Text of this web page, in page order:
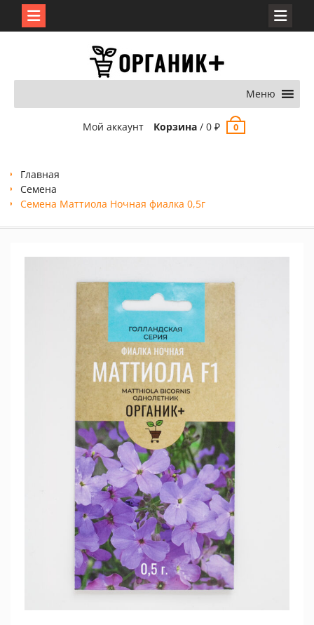
Меню
Мой аккаунт Корзина/ 0 ₽ 0
Главная
Семена
Семена Маттиола Ночная фиалка 0,5г